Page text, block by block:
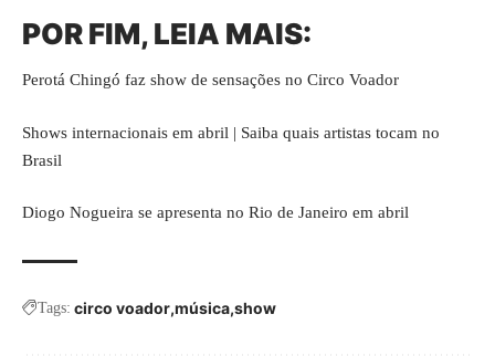
POR FIM, LEIA MAIS:
Perotá Chingó faz show de sensações no Circo Voador
Shows internacionais em abril | Saiba quais artistas tocam no
Brasil
Diogo Nogueira se apresenta no Rio de Janeiro em abril
Tags: circo voador música show